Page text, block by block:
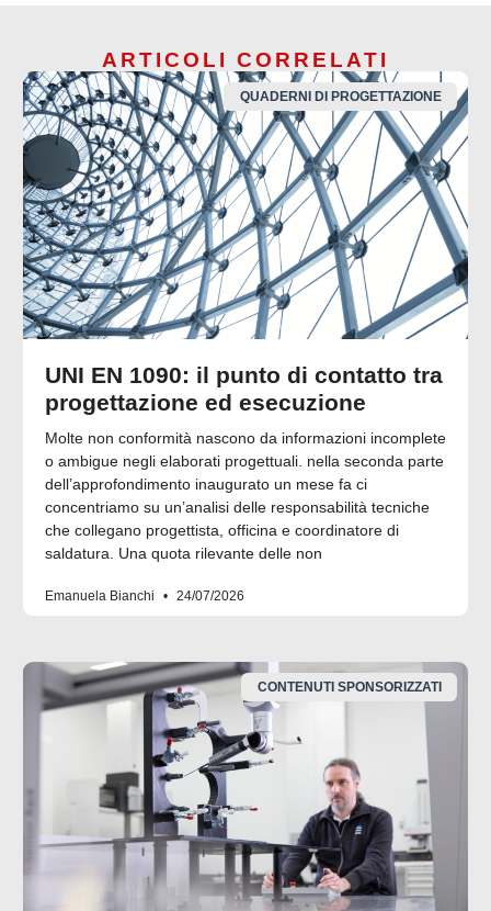
ARTICOLI CORRELATI
QUADERNI DI PROGETTAZIONE
UNI EN 1090: il punto di contatto tra
progettazione ed esecuzione
Molte non conformità nascono da informazioni incomplete
o ambigue negli elaborati progettuali. nella seconda parte
dell’approfondimento inaugurato un mese fa ci
concentriamo su un’analisi delle responsabilità tecniche
che collegano progettista, officina e coordinatore di
saldatura. Una quota rilevante delle non
Emanuela Bianchi 24/07/2026
CONTENUTI SPONSORIZZATI